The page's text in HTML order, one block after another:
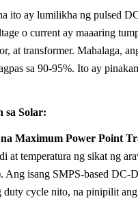
ito ay lumilikha ng pulsed
o current ay maaaring
at transformer. Mahalaga,
sa 90-95%. Ito ay
sa Solar:
Maximum Power Point
at temperatura ng sikat ng
isang SMPS-based DC-
cycle nito, na pinipilit